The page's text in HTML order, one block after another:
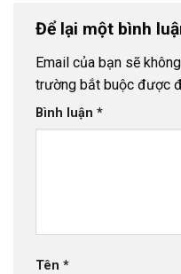
Để lại một bình
Email của bạn sẽ
trường bắt buộc được
Bình luận *
Tên *